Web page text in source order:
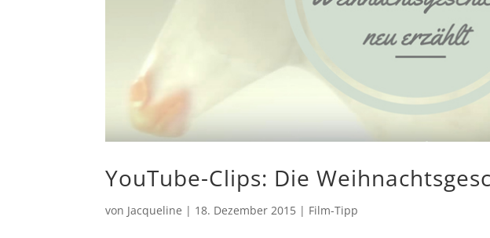
YouTube-Clips: Die
von Jacqueline | 18. Dezember 2015 | Film-Tipp